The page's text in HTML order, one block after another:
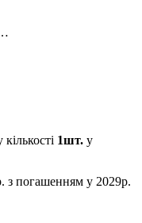
1шт. у
з погашенням у 2029р.